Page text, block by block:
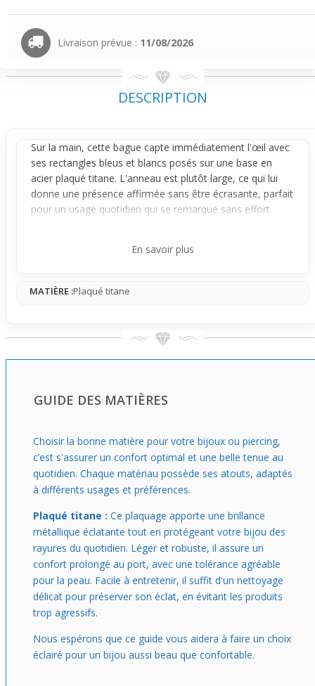
Livraison prévue : 11/08/2026
DESCRIPTION
Sur la main, cette bague capte immédiatement l'œil avec
ses rectangles bleus et blancs posés sur une base en
acier plaqué titane. L'anneau est plutôt large, ce qui lui
donne une présence affirmée sans être écrasante, parfait
pour un usage quotidien qui se remarque sans effort.
et des couleurs vives, créant un rendu moderne et
structuré et dynamique qui fait toute la différence visuelle.
conviendra à une personne qui aime les bijoux qui sortent
du lot sans sacrifier le confort et la praticité au fil de la
pour affirmer subtilement son style au quotidien.
En savoir plus
MATIÈRE :Plaqué titane
GUIDE DES MATIÈRES
Choisir la bonne matière pour votre bijoux ou piercing,
c’est s'assurer un confort optimal et une belle tenue au
quotidien. Chaque matériau possède ses atouts, adaptés
à différents usages et préférences.
Plaqué titane : Ce plaquage apporte une brillance
métallique éclatante tout en protégeant votre bijou des
rayures du quotidien. Léger et robuste, il assure un
confort prolongé au port, avec une tolérance agréable
pour la peau. Facile à entretenir, il suffit d'un nettoyage
délicat pour préserver son éclat, en évitant les produits
trop agressifs.
Nous espérons que ce guide vous aidera à faire un choix
éclairé pour un bijou aussi beau que confortable.